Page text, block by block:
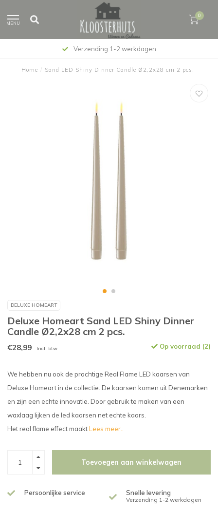
MENU
0
Verzending 1-2 werkdagen
Home / Sand LED Shiny Dinner Candle Ø2,2x28 cm 2 pcs.
DELUXE HOMEART
Deluxe Homeart Sand LED Shiny Dinner
Candle Ø2,2x28 cm 2 pcs.
€28,99 Incl. btw Op voorraad (2)
We hebben nu ook de prachtige Real Flame LED kaarsen van
Deluxe Homeart in de collectie. De kaarsen komen uit Denemarken
en zijn een echte innovatie. Door gebruik te maken van een
waxlaag lijken de led kaarsen net echte kaars.
Het real flame effect maaktLees meer..
Toevoegen aan winkelwagen
Persoonlijke service Snelle levering
Verzending 1-2 werkdagen